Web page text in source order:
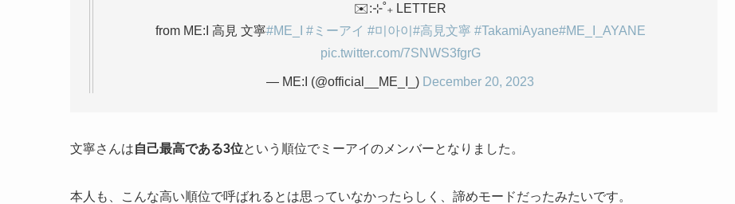
✉️:⊹˚₊ LETTER
from ME:I 高見 文寧#ME_I #ミーアイ #미아이 #高見文寧 #TakamiAyane#ME_I_AYANE
pic.twitter.com/7SNWS3fgrG
— ME:I (@official__ME_I_) December 20, 2023
文寧さんは自己最高である3位という順位でミーアイのメンバーとなりました。
本人も、こんな高い順位で呼ばれるとは思っていなかったらしく、諦めモードだったみたいです。